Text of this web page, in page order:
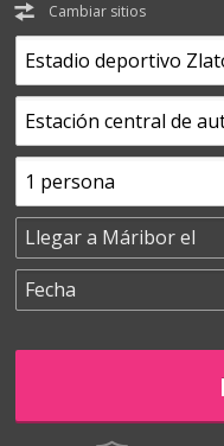
Cambiar sitios